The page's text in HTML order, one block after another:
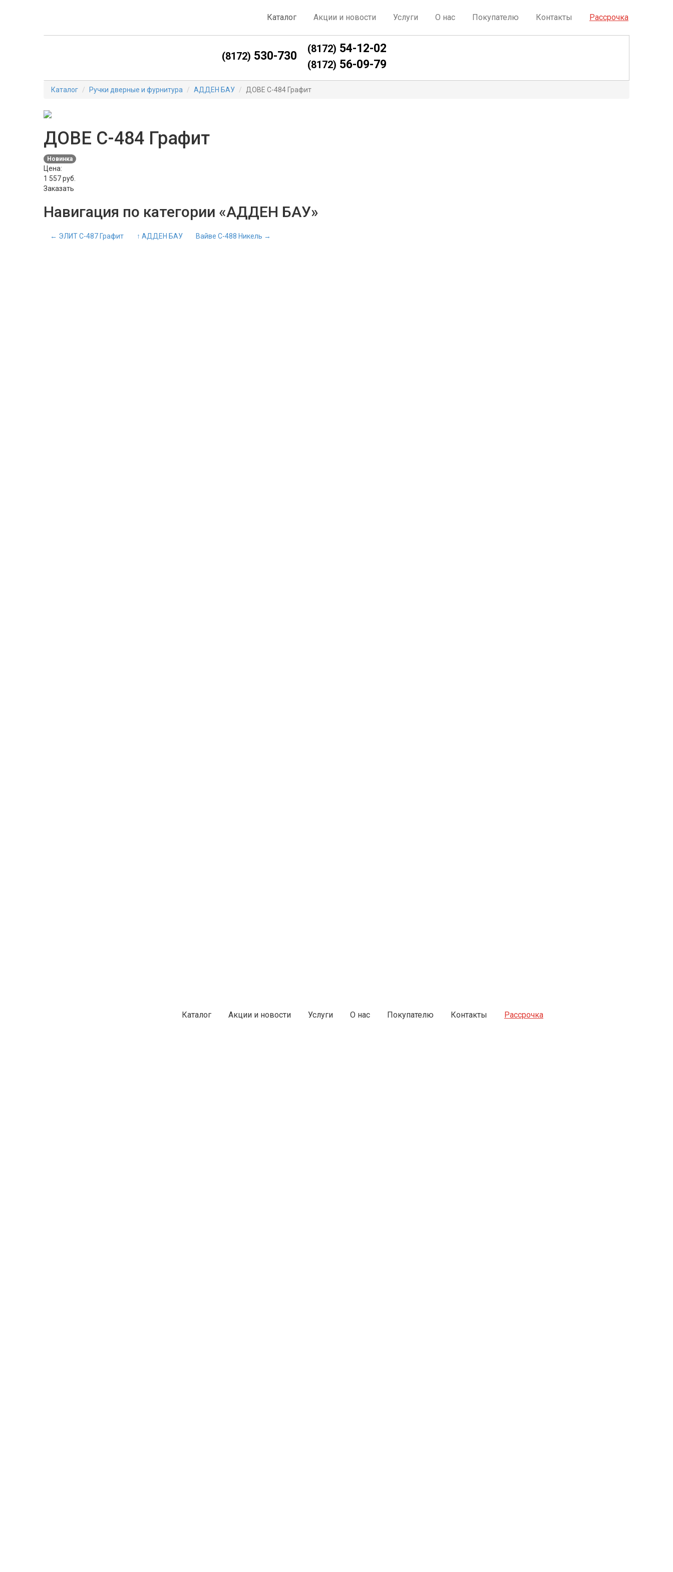
Каталог Акции и новости Услуги О нас Покупателю Контакты Рассрочка
(8172) 530-730
(8172) 54-12-02
(8172) 56-09-79
Каталог Ручки дверные и фурнитура АДДЕН БАУ ДОВЕ С-484 Графит
ДОВЕ С-484 Графит
Новинка
Цена:
1 557руб.
Заказать
Навигация по категории «АДДЕН БАУ»
← ЭЛИТ С-487 Графит ↑ АДДЕН БАУ Вайве С-488 Никель →
Каталог Акции и новости Услуги О нас Покупателю Контакты Рассрочка